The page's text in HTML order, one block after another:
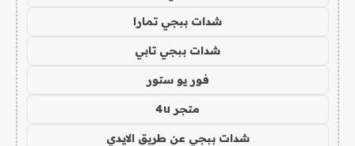
شدات ببجي تمارا
شدات ببجي تابي
فور يو ستور
متجر 4u
شدات ببجي عن طريق الايدي